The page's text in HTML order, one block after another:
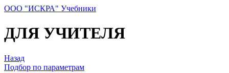
ООО "ИСКРА" Учебники
ДЛЯ УЧИТЕЛЯ
Назад
Подбор по параметрам